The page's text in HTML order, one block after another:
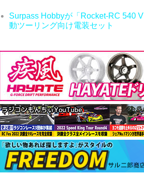
Surpass Hobbyが「Rocket-RC 540
動ツーリング向け電装セット